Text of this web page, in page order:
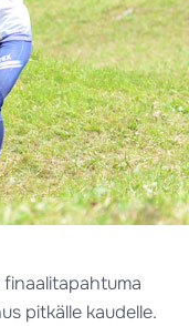
finaalitapahtuma
pitkälle kaudelle.